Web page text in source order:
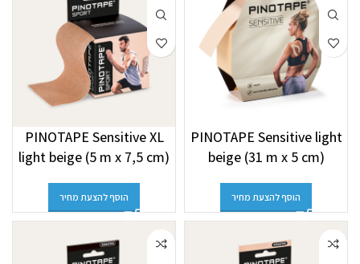
PINOTAPE Sensitive light
beige (31 m x 5 cm)
הוסף להצעת מחיר
PINOTAPE Sensitive XL
light beige (5 m x 7,5 cm)
הוסף להצעת מחיר